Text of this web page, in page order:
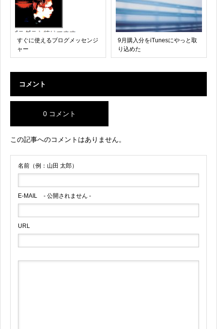
すぐに使えるブログメッセンジ
ャー
9月購入分をiTunesにやっと取
り込めた
コメント
0 コメント
この記事へのコメントはありません。
名前（例：山田 太郎）
E-MAIL - 公開されません -
URL